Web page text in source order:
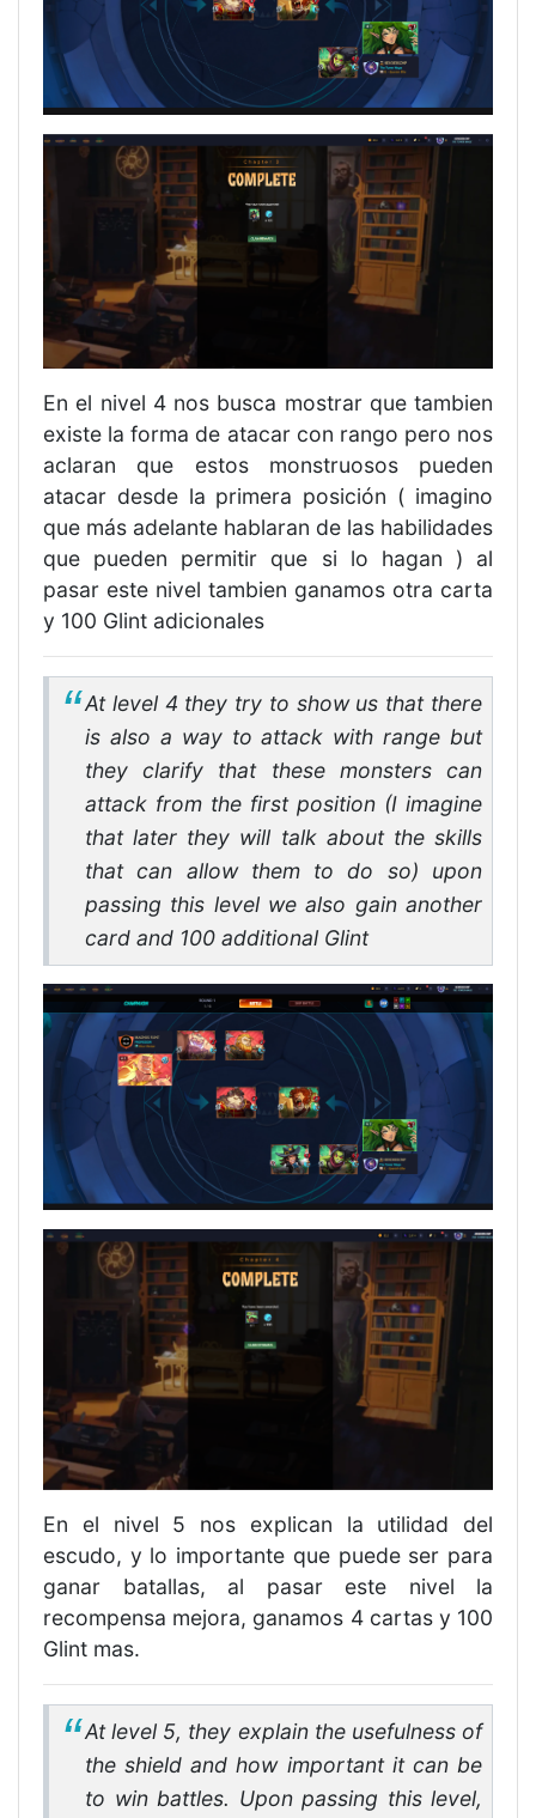
En el nivel 4 nos busca mostrar que tambien
existe la forma de atacar con rango pero nos
aclaran que estos monstruosos pueden
atacar desde la primera posición ( imagino
que más adelante hablaran de las habilidades
que pueden permitir que si lo hagan ) al
pasar este nivel tambien ganamos otra carta
y 100 Glint adicionales
At level 4 they try to show us that there
is also a way to attack with range but
they clarify that these monsters can
attack from the first position (I imagine
that later they will talk about the skills
that can allow them to do so) upon
passing this level we also gain another
card and 100 additional Glint
En el nivel 5 nos explican la utilidad del
escudo, y lo importante que puede ser para
ganar batallas, al pasar este nivel la
recompensa mejora, ganamos 4 cartas y 100
Glint mas.
At level 5, they explain the usefulness of
the shield and how important it can be
to win battles. Upon passing this level,